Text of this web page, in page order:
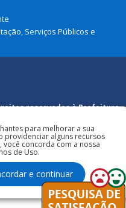
Serviços Públicos e
reservados à Prefeitura
para melhorar a sua
providenciar alguns recursos
você concorda com a nossa
de Uso.
e continuar